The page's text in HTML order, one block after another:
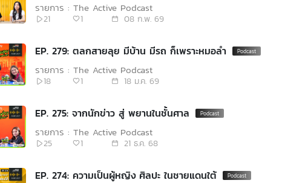
21 1 08 ก.พ. 69
รายการ : The Active Podcast
EP. 279: ตลกสายลุย มีบ้าน มีรถ ก็เพราะหมอลำ
18 1 18 ม.ค. 69
รายการ : The Active Podcast
EP. 275: จากนักข่าว สู่ พยานในชั้นศาล
25 1 21 ธ.ค. 68
รายการ : The Active Podcast
EP. 274: ความเป็นผู้หญิง ศิลปะ ในชายแดนใต้